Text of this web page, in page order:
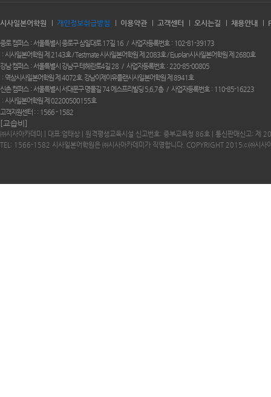
시사일본어학원 개인정보취급방침 이용약관 고객센터 오시는길 채용안내
종로 캠퍼스 서울특별시 종로구 삼일대로 17길 16 사업자등록번호
102-81-39173
시사일본어학원 제 2143호 / Testmate 시사일본어학원 제 2083호 / Ejuplan시사일본어학원 제 2680호
강남 캠퍼스
서울특별시 강남구 테헤란로4길 28 사업자등록번호
220-85-00805
역삼시사일본어학원 제 4072호. 강남이제이유플랜시사일본어학원 제 8941호
신촌 캠퍼스
서울특별시 서대문구 명물길 74 에스프리빌딩 5,6,7층 사업자등록번호
110-85-16223
시사일본어학원 제 02200500155호
고객지원센터 :
1566 - 1582
[교습비]
㈜시사아카데미 | 대표:엄태상 | 원격평생교육시설 신고번호: 중부교육청 86호 | 통신판매신고: 제
TEL: 1566-1582 시사일본어학원은 ㈜시사아카데미가 직영합니다. COPYRIGHT 2015ⓒ㈜시사